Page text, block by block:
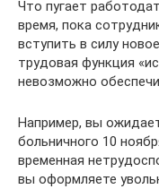
Что пугает
время, пока
вступить в силу
трудовая функция
невозможно
Например, вы
больничного 10
временная
вы оформляете